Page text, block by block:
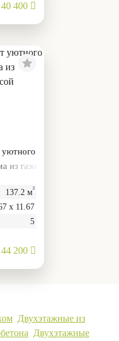
40 400
из газо
137.2 м²
х 11.67
5
44 200
Двухэтажные из
Двухэтажные